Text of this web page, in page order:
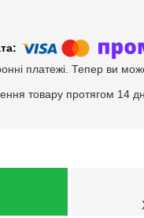
платежі. Тепер ви
товару протягом 14